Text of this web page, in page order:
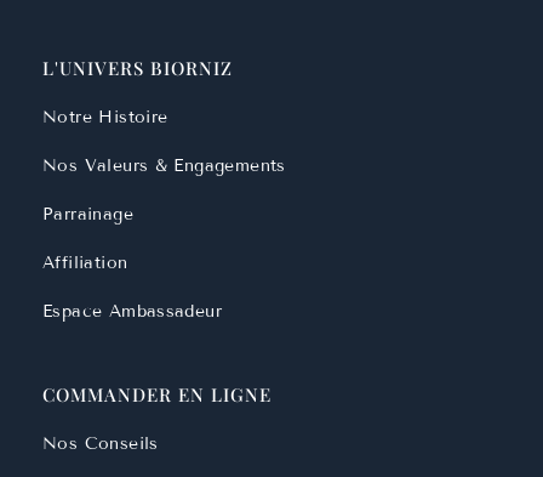
L'UNIVERS BIORNIZ
Notre Histoire
Nos Valeurs & Engagements
Parrainage
Affiliation
Espace Ambassadeur
COMMANDER EN LIGNE
Nos Conseils